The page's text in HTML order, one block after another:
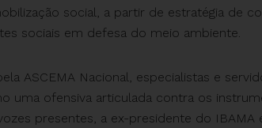
social, a partir de estratégia de
sociais em defesa do meio ambiente.
ASCEMA Nacional, especialistas e
uma ofensiva articulada contra os
presentes, a ex-presidente do